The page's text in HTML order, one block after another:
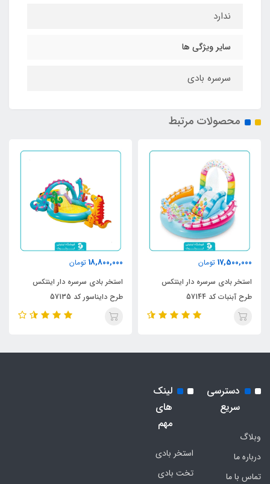
ندارد
سایر ویژگی ها
سرسره بادی
محصولات مرتبط
17,500,000 تومان
استخر بادی سرسره دار اینتکس
طرح آبنبات کد 57144
18,800,000 تومان
استخر بادی سرسره دار اینتکس
طرح دایناسور کد 57135
دسترسی
سریع
وبلاگ
درباره ما
تماس با ما
لینک
های
مهم
استخر بادی
تخت بادی